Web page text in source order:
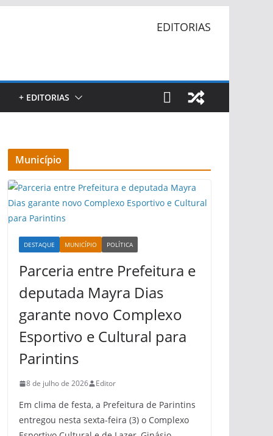
EDITORIAS
+ EDITORIAS
Município
DESTAQUE MUNICÍPIO POLÍTICA
Parceria entre Prefeitura e
deputada Mayra Dias
garante novo Complexo
Esportivo e Cultural para
Parintins
8 de julho de 2026 Editor
Em clima de festa, a Prefeitura de Parintins
entregou nesta sexta-feira (3) o Complexo